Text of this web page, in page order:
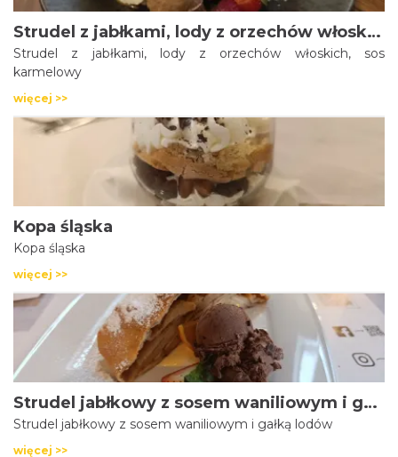
Strudel z jabłkami, lody z orzechów włoskich, sos karmelowy
Strudel z jabłkami, lody z orzechów włoskich, sos
karmelowy
więcej >>
Kopa śląska
Kopa śląska
więcej >>
Strudel jabłkowy z sosem waniliowym i gałką lodów
Strudel jabłkowy z sosem waniliowym i gałką lodów
więcej >>